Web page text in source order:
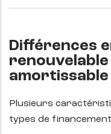
Différences
amortissable
Plusieurs
types de